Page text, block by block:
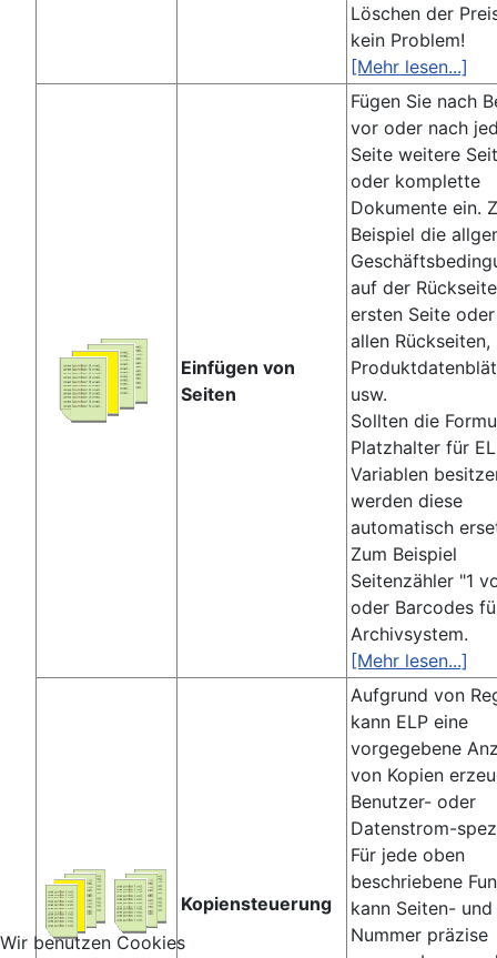
Löschen der
kein Problem!
[Mehr lesen...]
Einfügen von
Seiten
Fügen Sie nach
vor oder nach
Seite weitere
oder komplette
Dokumente ein.
Beispiel die
auf der
ersten Seite
allen Rückseiten,
usw.
Sollten die
Platzhalter für
Variablen
werden diese
automatisch
Zum Beispiel
Seitenzähler "1
oder Barcodes
Archivsystem.
[Mehr lesen...]
Kopiensteuerung
Aufgrund von
kann ELP eine
vorgegebene
von Kopien
Benutzer- oder
Datenstrom-
Für jede oben
beschriebene
kann Seiten-
Nummer präzise
Wir benutzen Cookies